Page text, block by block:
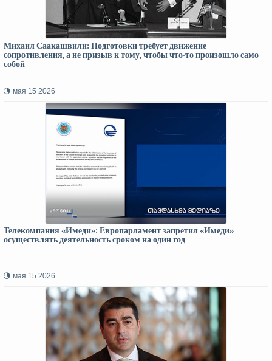
Михаил Саакашвили: Подготовки требует движение
сопротивления, а не призыв к тому, чтобы что-то произошло само
собой
мая 15 2026
Телекомпания «Имеди»: Европарламент запретил «Имеди»
осуществлять деятельность сроком на один год
мая 15 2026